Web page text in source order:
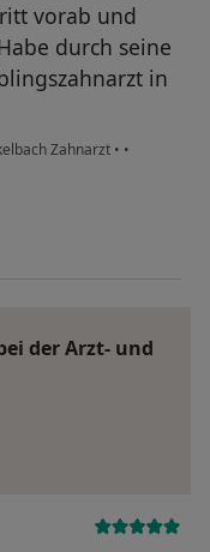
vorab und
durch seine
in
Zahnarzt • •
der Arzt- und